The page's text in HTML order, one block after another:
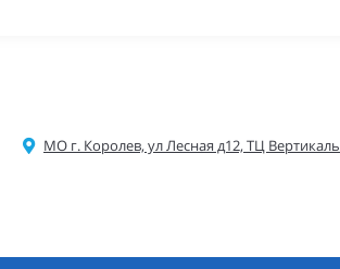
МО г. Королев, ул Лесная д12, ТЦ Вертикаль